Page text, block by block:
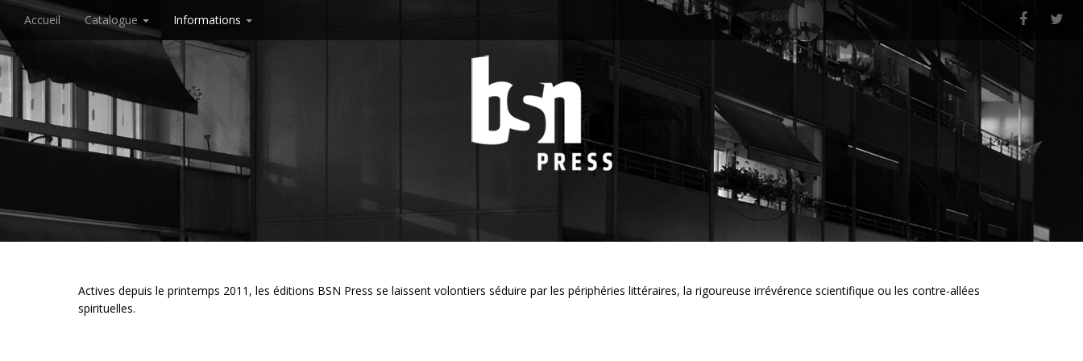
M
a
i
n
m
e
n
i
p
t
c
o
n
Accueil Catalogue Informations
Actives depuis le printemps 2011, les éditions BSN Press se laissent volontiers séduire par les périphéries littéraires, la rigoureuse irrévérence scientifique ou les contre-allées
spirituelles.